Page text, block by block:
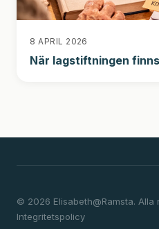
8 APRIL 2026
När lagstiftningen
© 2026 Elisabeth@Ramsta.
Integritetspolicy